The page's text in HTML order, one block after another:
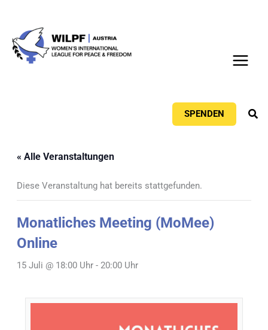
springen
SPENDEN
« Alle Veranstaltungen
Diese Veranstaltung hat bereits stattgefunden.
Monatliches Meeting (MoMee)
Online
15 Juli @ 18:00 Uhr- 20:00 Uhr